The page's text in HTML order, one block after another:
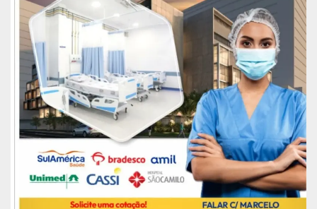
Ao final da audiência, o senador Paulo Paim (PT-
RS), presidente da CDH e requerente da audiência
pública, declarou que não estão sendo gerados
empregos aos jovens e sim retirando direitos de
todos os trabalhadores. “Estão acabando com
diversas categorias profissionais, como
corretores, radialistas, jornalistas. O que isso tem
a ver com a geração de empregos para jovens?
Como a taxação dos desempregados pode